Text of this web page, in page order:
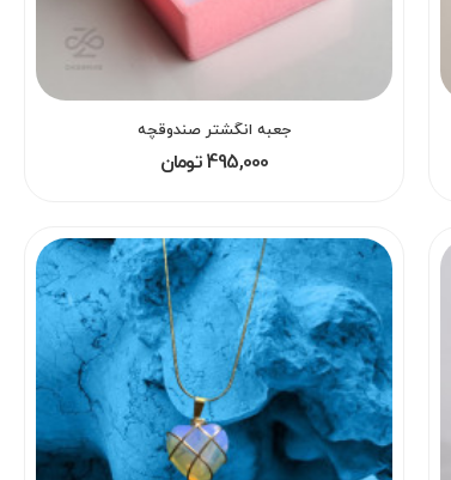
جعبه انگشتر صندوقچه
495,000 تومان